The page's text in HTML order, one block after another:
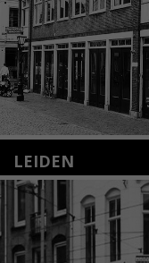
LEIDEN
Nieuwstraat 35
2312 KA Leiden
+31(0)71 – 52 84 480
info@kunsthuisleiden.nl